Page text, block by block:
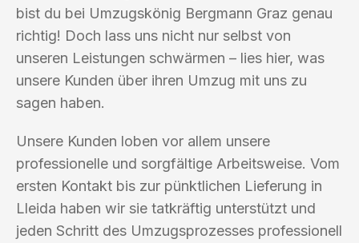
bist du bei Umzugskönig Bergmann Graz genau
richtig! Doch lass uns nicht nur selbst von
unseren Leistungen schwärmen – lies hier, was
unsere Kunden über ihren Umzug mit uns zu
sagen haben.
Unsere Kunden loben vor allem unsere
professionelle und sorgfältige Arbeitsweise. Vom
ersten Kontakt bis zur pünktlichen Lieferung in
Lleida haben wir sie tatkräftig unterstützt und
jeden Schritt des Umzugsprozesses professionell